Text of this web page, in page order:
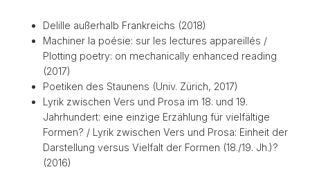
Delille außerhalb Frankreichs (2018)
Machiner la poésie: sur les lectures appareillés /
Plotting poetry: on mechanically enhanced reading
(2017)
Poetiken des Staunens (Univ. Zürich, 2017)
Lyrik zwischen Vers und Prosa im 18. und 19.
Jahrhundert: eine einzige Erzählung für vielfältige
Formen? / Lyrik zwischen Vers und Prosa: Einheit der
Darstellung versus Vielfalt der Formen (18./19. Jh.)?
(2016)